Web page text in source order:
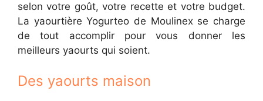
selon votre goût, votre recette et votre budget.
La yaourtière Yogurteo de Moulinex se charge
de tout accomplir pour vous donner les
meilleurs yaourts qui soient.
Des yaourts maison